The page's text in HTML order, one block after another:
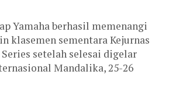
Yamaha berhasil memenangi
klasemen sementara Kejurnas
setelah selesai digelar
Mandalika, 25-26